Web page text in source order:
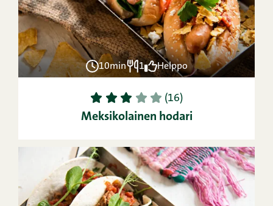
10min 1 Helppo
1 2 3 4 5 (16)
Meksikolainen hodari